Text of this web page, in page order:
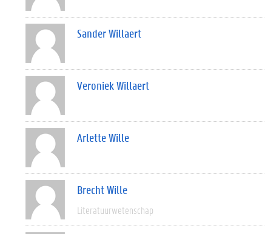
Sander Willaert
Veroniek Willaert
Arlette Wille
Brecht Wille
Literatuurwetenschap